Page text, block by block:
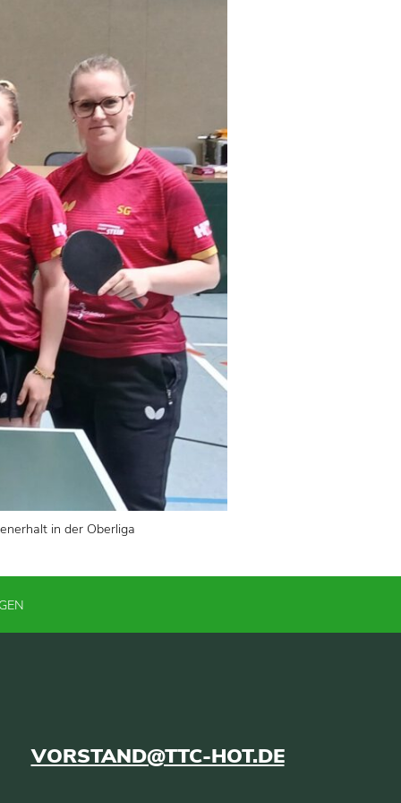
in der Oberliga
VORSTAND@TTC-HOT.DE